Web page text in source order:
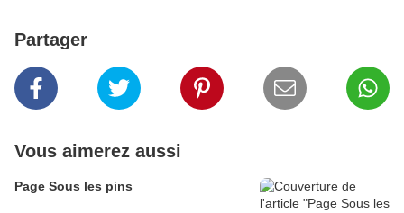
Partager
Vous aimerez aussi
Page Sous les pins